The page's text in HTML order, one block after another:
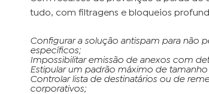
tudo, com filtragens e bloqueios
Configurar a solução antispam para não
específicos;
Impossibilitar emissão de anexos com
Estipular um padrão máximo de
Controlar lista de destinatários ou de
corporativos;